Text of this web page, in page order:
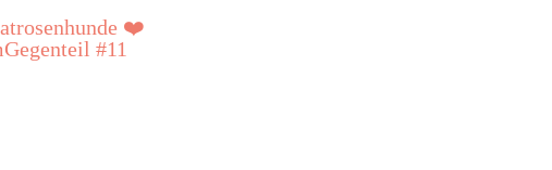
❤️
#11